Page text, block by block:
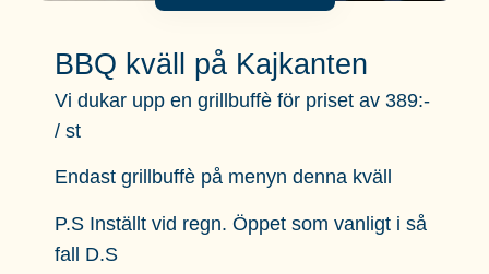
BBQ kväll på Kajkanten
Vi dukar upp en grillbuffè för priset av 389:-
/ st
Endast grillbuffè på menyn denna kväll
P.S Inställt vid regn. Öppet som vanligt i så
fall D.S